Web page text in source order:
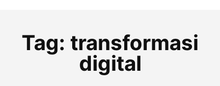
Tag: transformasi
digital